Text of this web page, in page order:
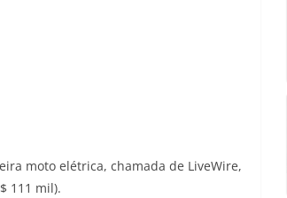
moto elétrica, chamada de LiveWire,
111 mil).